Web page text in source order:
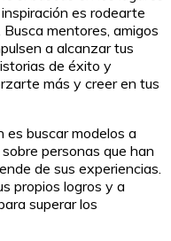
es rodearte
mentores, amigos
a alcanzar tus
de éxito y
más y creer en tus
es buscar modelos a
personas que han
de sus experiencias.
propios logros y a
superar los